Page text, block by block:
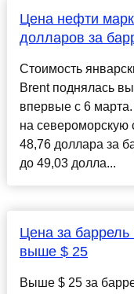
Цена нефти
долларов за
Стоимость
Brent поднялась
впервые с 6
на североморскую
48,76 доллара за
до 49,03 долла...
Цена за
выше $ 25
Выше $ 25 за